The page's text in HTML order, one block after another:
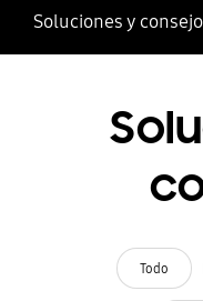
Soluciones y
Todo